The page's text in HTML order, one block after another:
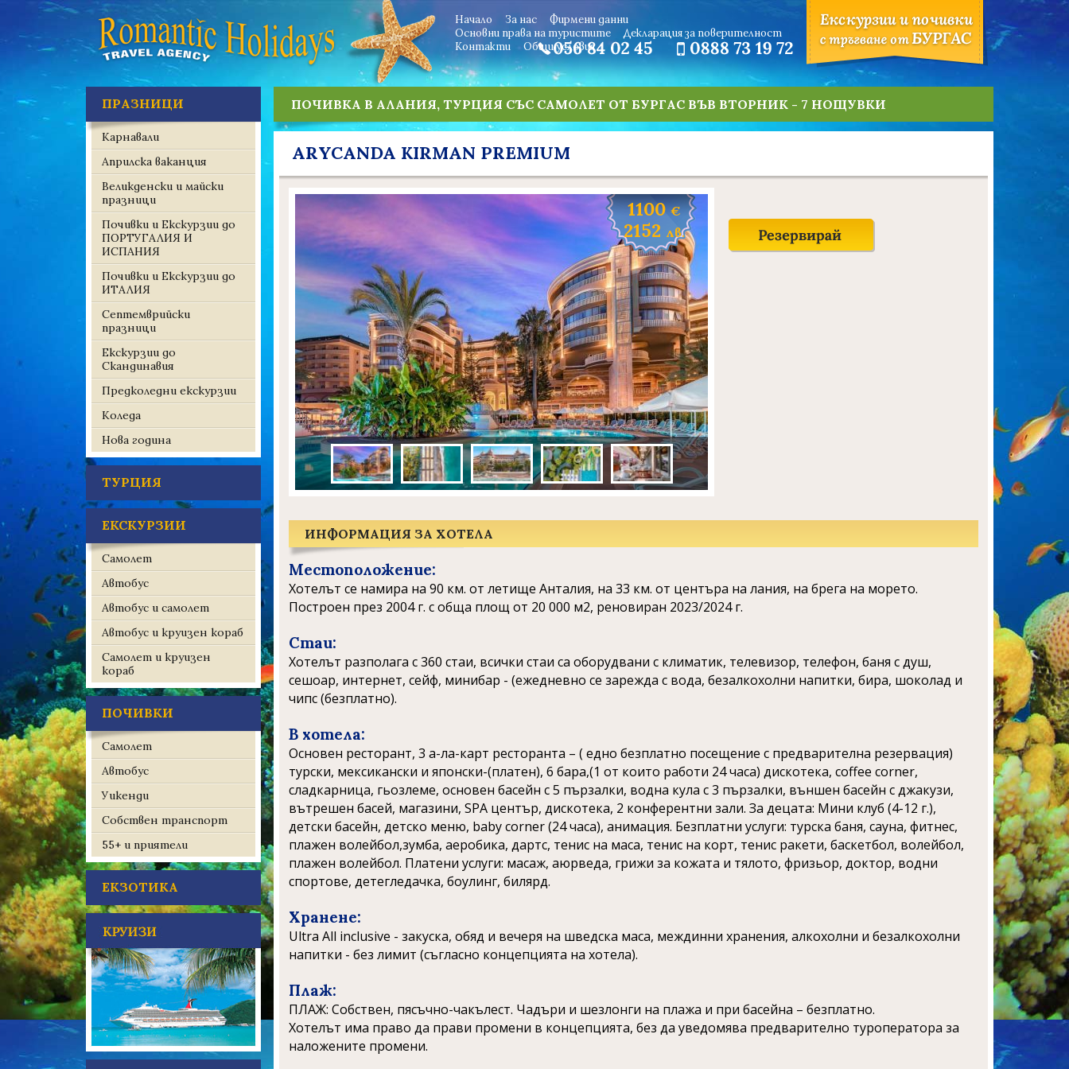
Начало За нас
Фирмени данни
Основни права на туристите
Декларация за поверителност
Контакти
Oбщи условия
ПРАЗНИЦИ
Карнавали
Априлска ваканция
Великденски и майски
празници
Почивки и Екскурзии до
ПОРТУГАЛИЯ И
ИСПАНИЯ
Почивки и Екскурзии до
ИТАЛИЯ
Септемврийски
празници
Екскурзии до
Скандинавия
Предколедни екскурзии
Коледа
Нова година
ТУРЦИЯ
ЕКСКУРЗИИ
Самолет
Автобус
Автобус и самолет
Автобус и круизен кораб
Самолет и круизен
кораб
ПОЧИВКИ
Самолет
Автобус
Уикенди
Собствен транспорт
55+ и приятели
ЕКЗОТИКА
ПОЧИВКА В АЛАНИЯ, ТУРЦИЯ СЪС САМОЛЕТ ОТ БУРГАС ВЪВ ВТОРНИК - 7 НОЩУВКИ
ARYCANDA KIRMAN PREMIUM
1100€
2152 лв.
ИНФОРМАЦИЯ ЗА ХОТЕЛА
Местоположение:
Хотелът се намира на 90 км. от летище Анталия, на 33 км. от центъра на лания, на брега на морето.
Построен през 2004 г. с обща площ от 20 000 м2, реновиран 2023/2024 г.
Стаи:
Хотелът разполага с 360 стаи, всички стаи са оборудвани с климатик, телевизор, телефон, баня с душ,
сешоар, интернет, сейф, минибар - (ежедневно се зарежда с вода, безалкохолни напитки, бира, шоколад и
чипс (безплатно).
В хотела:
Основен ресторант, 3 а-лa-карт ресторанта – ( eдно безплатно посещение с предварителна резервация)
турски, мексикански и японски-(платен), 6 бара,(1 от които работи 24 часа) дискотека, coffee corner,
сладкарница, гьозлеме, основен басейн с 5 пързалки, водна кула с 3 пързалки, външен басейн с джакузи,
вътрешен басей, магазини, SPA център, дискотека, 2 конферентни зали. За децата: Мини клуб (4-12 г.),
детски басейн, детско меню, baby corner (24 часа), анимация. Безплатни услуги: турска баня, сауна, фитнес,
плажен волейбол,зумба, аеробика, дартс, тенис на маса, тенис на корт, тенис ракети, баскетбол, волейбол,
плажен волейбол. Платени услуги: масаж, аюрведа, грижи за кожата и тялото, фризьор, доктор, водни
спортове, детегледачка, боулинг, билярд.
Хранене:
Ultra All inclusive - закуска, обяд и вечеря на шведска маса, междинни хранения, алкохолни и безалкохолни
напитки - без лимит (съгласно концепцията на хотела).
Плаж:
ПЛАЖ: Собствен, пясъчно-чакълест. Чадъри и шезлонги на плажа и при басейна – безплатно.
Хотелът има право да прави промени в концепцията, без да уведомява предварително туроператора за
наложените промени.